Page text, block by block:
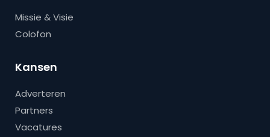
Missie & Visie
Colofon
Kansen
Adverteren
Partners
Vacatures